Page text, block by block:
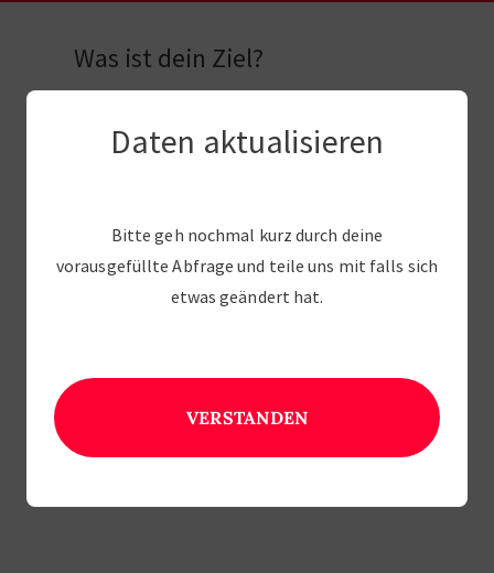
Daten aktualisieren
Bitte geh nochmal kurz durch deine
vorausgefüllte Abfrage und teile uns mit falls sich
etwas geändert hat.
VERSTANDEN
Was ist dein Ziel?
dich anzupassen.
Deine Ernährungsweise
Bitte wähle deine Ernährungsweise aus. Du kannst